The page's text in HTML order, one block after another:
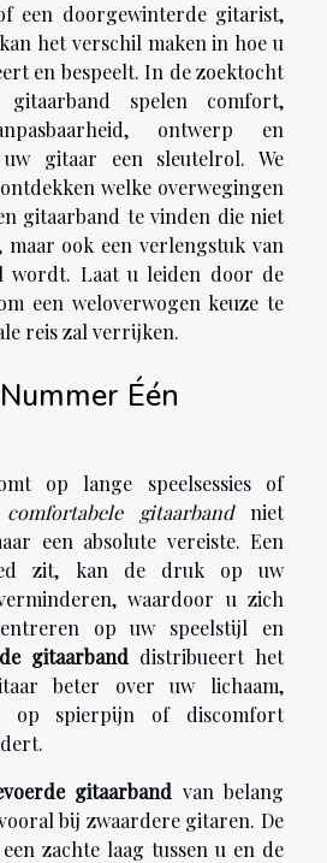
een doorgewinterde gitarist,
het verschil maken in hoe u
en bespeelt. In de zoektocht
spelen comfort,
ontwerp en
gitaar een sleutelrol. We
welke overwegingen
gitaarband te vinden die niet
maar ook een verlengstuk van
wordt. Laat u leiden door de
een weloverwogen keuze te
reis zal verrijken.
Één
op lange speelsessies of
comfortabele gitaarbandniet
een absolute vereiste. Een
zit, kan de druk op uw
waardoor u zich
op uw speelstijl en
gitaarband distribueert het
beter over uw lichaam,
op spierpijn of discomfort
gitaarband van belang
bij zwaardere gitaren. De
zachte laag tussen u en de